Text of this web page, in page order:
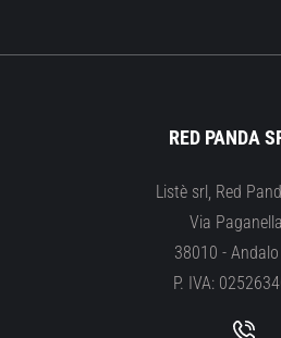
RED PANDA
Listè srl, Red
Via
38010 -
P. IVA: